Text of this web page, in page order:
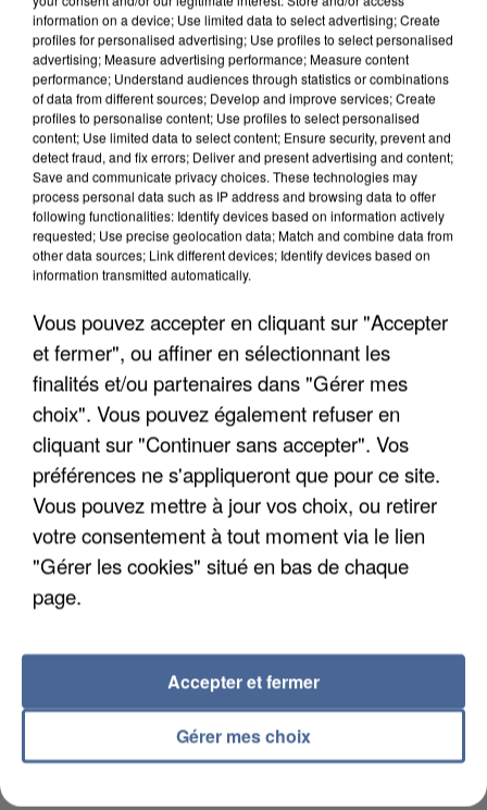
UN SECOND CADRE DE LA DZ MAFIA
INTERPELLÉ EN ALGÉRIE
COULÉE DE BOUE EN HAUTE-SAVOIE
RÉCEMMENT DIFFUSÉ
information on a device; Use limited data to select advertising; Create
profiles for personalised advertising; Use profiles to select personalised
advertising; Measure advertising performance; Measure content
performance; Understand audiences through statistics or combinations
of data from different sources; Develop and improve services; Create
profiles to personalise content; Use profiles to select personalised
content; Use limited data to select content; Ensure security, prevent and
detect fraud, and fix errors; Deliver and present advertising and content;
Save and communicate privacy choices. These technologies may
process personal data such as IP address and browsing data to offer
following functionalities: Identify devices based on information actively
requested; Use precise geolocation data; Match and combine data from
other data sources; Link different devices; Identify devices based on
information transmitted automatically.
Vous pouvez accepter en cliquant sur "Accepter
et fermer", ou affiner en sélectionnant les
finalités et/ou partenaires dans "Gérer mes
choix". Vous pouvez également refuser en
cliquant sur "Continuer sans accepter". Vos
préférences ne s'appliqueront que pour ce site.
Vous pouvez mettre à jour vos choix, ou retirer
votre consentement à tout moment via le lien
"Gérer les cookies" situé en bas de chaque
page.
Gérer mes choix
Accepter et fermer